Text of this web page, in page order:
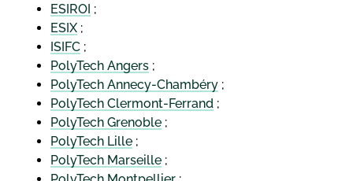
ESIROI ;
ESIX ;
ISIFC ;
PolyTech Angers ;
PolyTech Annecy-Chambéry ;
PolyTech Clermont-Ferrand ;
PolyTech Grenoble ;
PolyTech Lille ;
PolyTech Marseille ;